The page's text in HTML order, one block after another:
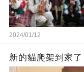
2024/01/12
新的貓爬架到家